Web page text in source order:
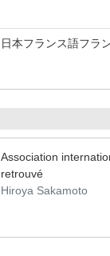
日本フランス語フラ
Association
retrouvé
Hiroya Sakamoto